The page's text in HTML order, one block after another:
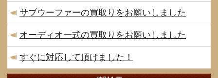
サブウーファーの買取りをお願いしました
オーディオ一式の買取りをお願いしました
すぐに対応して頂けました！